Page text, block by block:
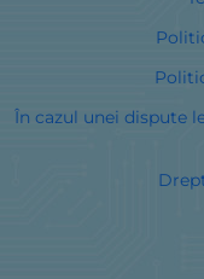
În cazul unei dispute